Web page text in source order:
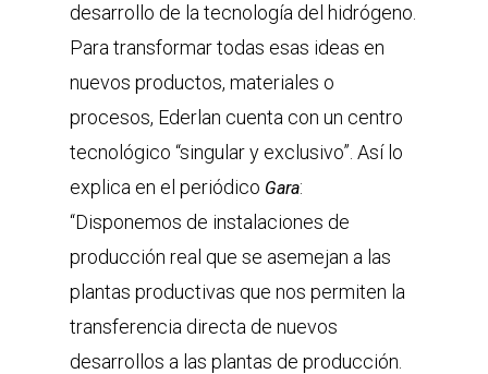
desarrollo de la tecnología del hidrógeno.
Para transformar todas esas ideas en
nuevos productos, materiales o
procesos, Ederlan cuenta con un centro
tecnológico “singular y exclusivo”. Así lo
explica en el periódico Gara:
“Disponemos de instalaciones de
producción real que se asemejan a las
plantas productivas que nos permiten la
transferencia directa de nuevos
desarrollos a las plantas de producción.